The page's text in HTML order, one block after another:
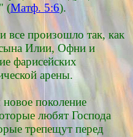
(Матф. 5:6).
произошло так, как
Илии, Офни и
фарисейских
арены.
поколение
любят Господа
трепещут перед